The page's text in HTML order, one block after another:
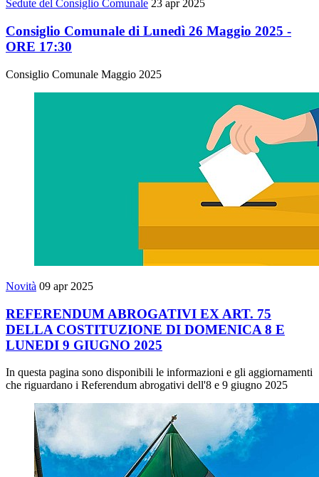
Sedute del Consiglio Comunale 23 apr 2025
Consiglio Comunale di Lunedì 26 Maggio 2025 -
ORE 17:30
Consiglio Comunale Maggio 2025
Novità 09 apr 2025
REFERENDUM ABROGATIVI EX ART. 75
DELLA COSTITUZIONE DI DOMENICA 8 E
LUNEDI 9 GIUGNO 2025
In questa pagina sono disponibili le informazioni e gli aggiornamenti
che riguardano i Referendum abrogativi dell'8 e 9 giugno 2025